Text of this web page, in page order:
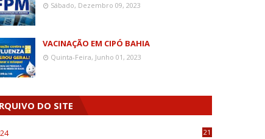
Sábado, Dezembro 09, 2023
VACINAÇÃO EM CIPÓ BAHIA
Quinta-Feira, Junho 01, 2023
DO SITE
21